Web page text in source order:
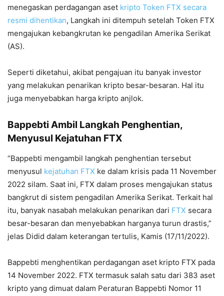
menegaskan perdagangan aset kripto Token FTX secara
resmi dihentikan, Langkah ini ditempuh setelah Token FTX
mengajukan kebangkrutan ke pengadilan Amerika Serikat
(AS).
Seperti diketahui, akibat pengajuan itu banyak investor
yang melakukan penarikan kripto besar-besaran. Hal itu
juga menyebabkan harga kripto anjlok.
Bappebti Ambil Langkah Penghentian,
Menyusul Kejatuhan FTX
“Bappebti mengambil langkah penghentian tersebut
menyusul kejatuhan FTX ke dalam krisis pada 11 November
2022 silam. Saat ini, FTX dalam proses mengajukan status
bangkrut di sistem pengadilan Amerika Serikat. Terkait hal
itu, banyak nasabah melakukan penarikan dari FTX secara
besar-besaran dan menyebabkan harganya turun drastis,”
jelas Didid dalam keterangan tertulis, Kamis (17/11/2022).
Bappebti menghentikan perdagangan aset kripto FTX pada
14 November 2022. FTX termasuk salah satu dari 383 aset
kripto yang dimuat dalam Peraturan Bappebti Nomor 11